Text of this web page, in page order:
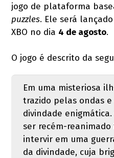
jogo de plataforma
puzzles. Ele será
XBO no dia 4 de agosto.
O jogo é descrito da
Em uma misteriosa
trazido pelas ondas
divindade
ser recém-
intervir em uma
da divindade, cuja